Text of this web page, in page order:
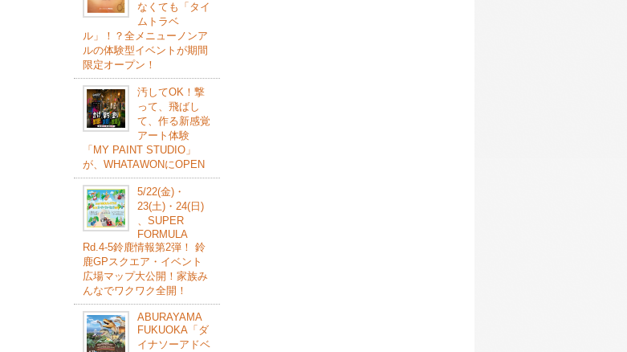
なくても「タイ
ムトラベ
ル」！？全メニューノンア
ルの体験型イベントが期間
限定オープン！
汚してOK！撃
って、飛ばし
て、作る新感覚
アート体験
「MY PAINT STUDIO」
が、WHATAWONにOPEN
5/22(⾦)・
23(⼟)・24(⽇)
、SUPER
FORMULA
Rd.4-5鈴⿅情報第2弾！ 鈴
⿅GPスクエア・イベント
広場マップ⼤公開！家族み
んなでワクワク全開！
ABURAYAMA
FUKUOKA「ダ
イナソーアドベ